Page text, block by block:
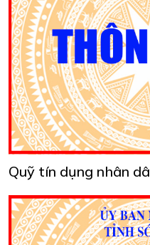
Quỹ tín dụng nhân